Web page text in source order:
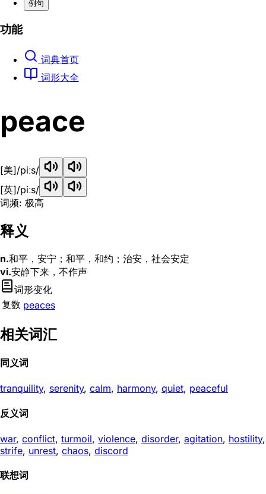
例句
功能
词典首页
词形大全
peace
[美]/piːs/
[英]/piːs/
词频: 极高
释义
n.和平，安宁；和平，和约；治安，社会安定
vi.安静下来，不作声
词形变化
复数 peaces
相关词汇
同义词
tranquility, serenity, calm, harmony, quiet, peaceful
反义词
war, conflict, turmoil, violence, disorder, agitation, hostility,
strife, unrest, chaos, discord
联想词